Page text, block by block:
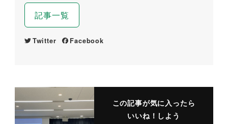
記事一覧
Twitter Facebook
この記事が気に入ったら
いいね！しよう